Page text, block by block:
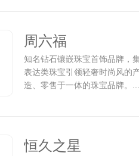
周六福
知名钻石镶嵌珠宝首饰品牌，
表达类珠宝引领轻奢时尚风的
造、零售于一体的珠宝品牌。...
恒久之星